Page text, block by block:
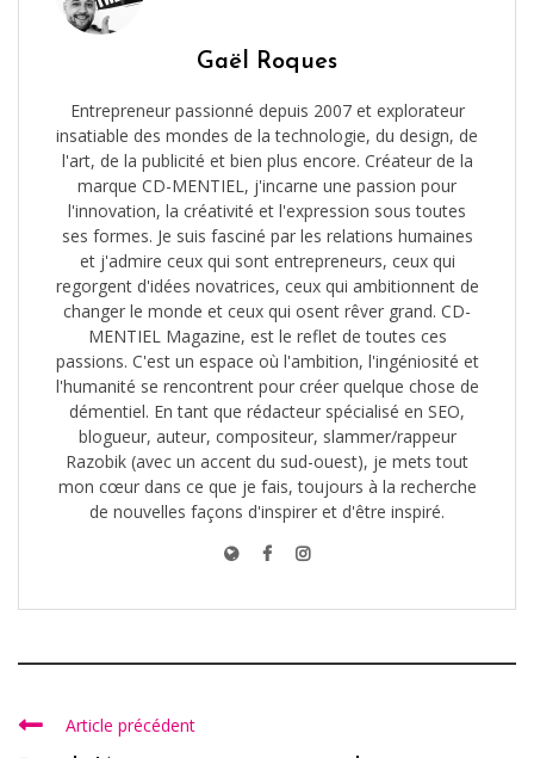
Gaël Roques
Entrepreneur passionné depuis 2007 et explorateur
insatiable des mondes de la technologie, du design, de
l'art, de la publicité et bien plus encore. Créateur de la
marque CD-MENTIEL, j'incarne une passion pour
l'innovation, la créativité et l'expression sous toutes
ses formes. Je suis fasciné par les relations humaines
et j'admire ceux qui sont entrepreneurs, ceux qui
regorgent d'idées novatrices, ceux qui ambitionnent de
changer le monde et ceux qui osent rêver grand. CD-
MENTIEL Magazine, est le reflet de toutes ces
passions. C'est un espace où l'ambition, l'ingéniosité et
l'humanité se rencontrent pour créer quelque chose de
démentiel. En tant que rédacteur spécialisé en SEO,
blogueur, auteur, compositeur, slammer/rappeur
Razobik (avec un accent du sud-ouest), je mets tout
mon cœur dans ce que je fais, toujours à la recherche
de nouvelles façons d'inspirer et d'être inspiré.
Article précédent